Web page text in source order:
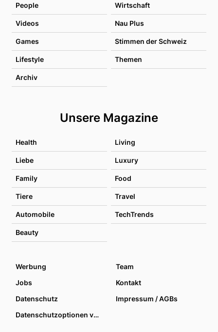
People Wirtschaft
Videos Nau Plus
Games Stimmen der Schweiz
Lifestyle Themen
Archiv
Unsere Magazine
Health Living
Liebe Luxury
Family Food
Tiere Travel
Automobile TechTrends
Beauty
Werbung
Team
Jobs
Kontakt
Datenschutz
Impressum / AGBs
Datenschutzoptionen verwalten